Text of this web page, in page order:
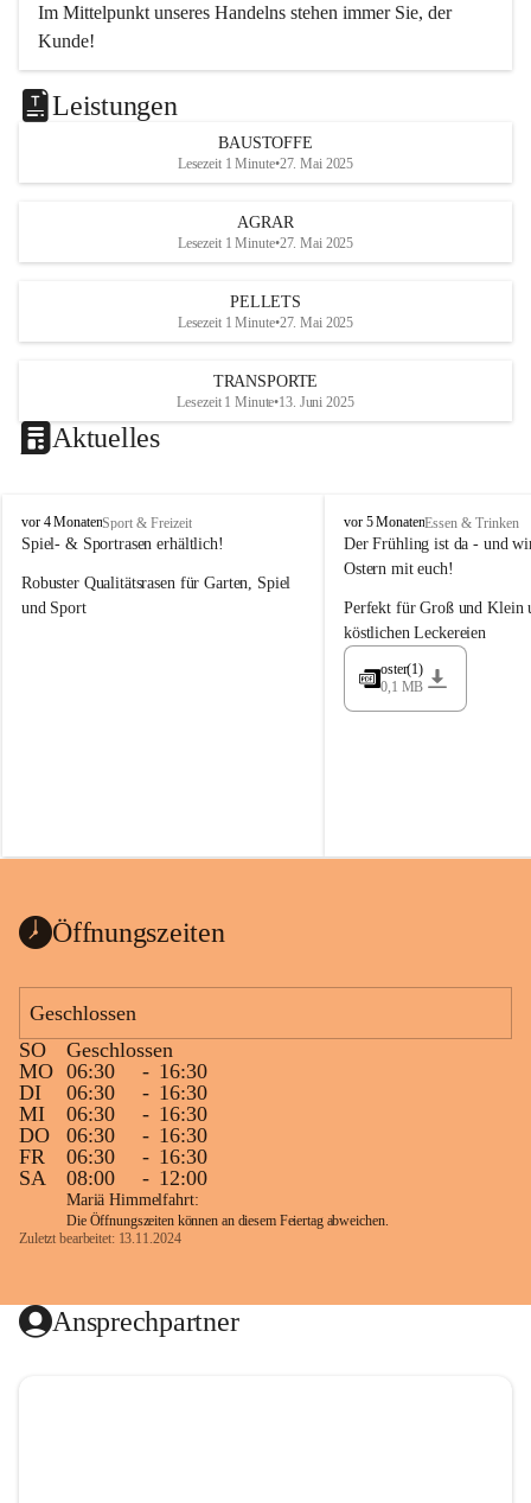
Im Mittelpunkt unseres Handelns stehen immer Sie, der
Kunde!
Das Team ist freundlich, motiviert und bestens geschult in
den Bereichen
Beratung, Lager sowie Transport. Für alle Ihre Anliegen
finden wir eine individuelle Lösung.
office@mayer-lipsch.at
Leistungen
BAUSTOFFE
Lesezeit 1 Minute•27. Mai 2025
AGRAR
Lesezeit 1 Minute•27. Mai 2025
PELLETS
Lesezeit 1 Minute•27. Mai 2025
TRANSPORTE
Lesezeit 1 Minute•13. Juni 2025
Aktuelles
M
a
e
r
vor 4 MonatenSport & Freizeit
Spiel- & Sportrasen erhältlich!
Robuster Qualitätsrasen für Garten, Spiel
und Sport
M
a
y
r
G
ü
e
vor 5 MonatenEssen & Trinken
Der Frühling ist da - und
Ostern mit euch!
Perfekt für Groß und Klein
köstlichen Leckereien
oster(1)
0,1 MB
Öffnungszeiten
Geschlossen
SO
Geschlossen
MO 06:30 - 16:30
DI
06:30 - 16:30
MI
06:30 - 16:30
DO
06:30 - 16:30
FR
06:30 - 16:30
SA
08:00 - 12:00
Mariä Himmelfahrt:
Die Öffnungszeiten können an diesem Feiertag abweichen.
Zuletzt bearbeitet: 13.11.2024
Ansprechpartner